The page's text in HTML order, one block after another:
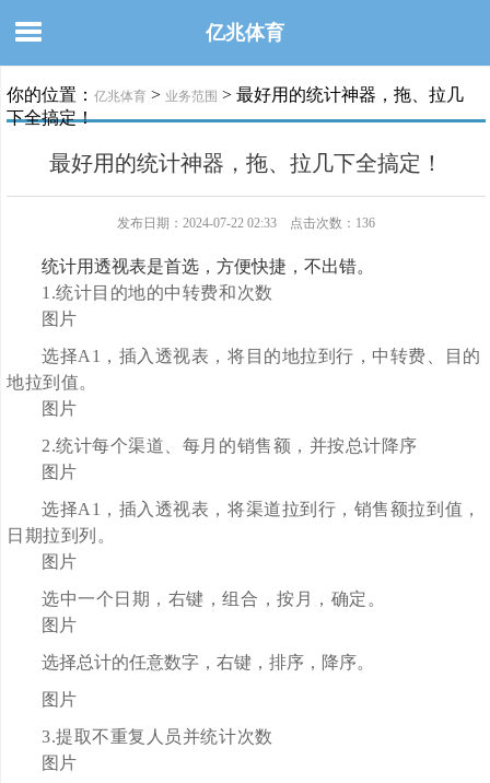
亿兆体育
你的位置： 亿兆体育 > 业务范围 > 最好用的统计神器，拖、拉几
下全搞定！
最好用的统计神器，拖、拉几下全搞定！
发布日期：2024-07-22 02:33 点击次数：136
统计用透视表是首选，方便快捷，不出错。
1.统计目的地的中转费和次数
图片
选择A1，插入透视表，将目的地拉到行，中转费、目的
地拉到值。
图片
2.统计每个渠道、每月的销售额，并按总计降序
图片
选择A1，插入透视表，将渠道拉到行，销售额拉到值，
日期拉到列。
图片
选中一个日期，右键，组合，按月，确定。
图片
选择总计的任意数字，右键，排序，降序。
图片
3.提取不重复人员并统计次数
图片